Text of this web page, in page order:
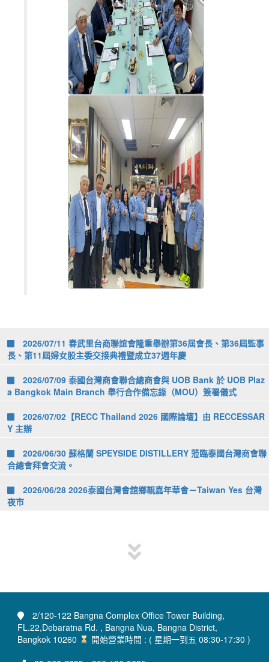
2026/07/11 春武里台商聯誼會隆重舉辦第36屆會長、第36屆監事
長、第11屆婦女股主委交接典禮暨成立37週年慶
2026/07/09 泰國台灣商會聯合總商會與 UOB Bank 於 UOB Plaz
a Bangkok Main Branch 舉行合作備忘錄（MOU）簽署儀式
2026/07/02【RECC Thailand 2026 國際論壇】由 RECCESSAR
Y 主辦
2026/06/30 蘇格蘭 SPEYSIDE DISTILLERY 蒞臨泰國台灣商會聯
合總會拜會交流。
2026/06/28 2026泰國台灣會舘鄉親嘉年華會－Taiwan Yes 台灣
夜市
2/120-122 Bangna Complex Office Tower Building,
FL.22,Debaratna Rd. , Bangna Nua, Bangna District,
Bangkok 10260
開始營業時間 : ( 星期一到五 08:30-17:30 )